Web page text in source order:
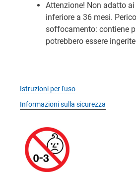
Attenzione! Non adatto
inferiore a 36 mesi.
soffocamento: contiene
potrebbero essere
Istruzioni per l'uso
Informazioni sulla sicurezza